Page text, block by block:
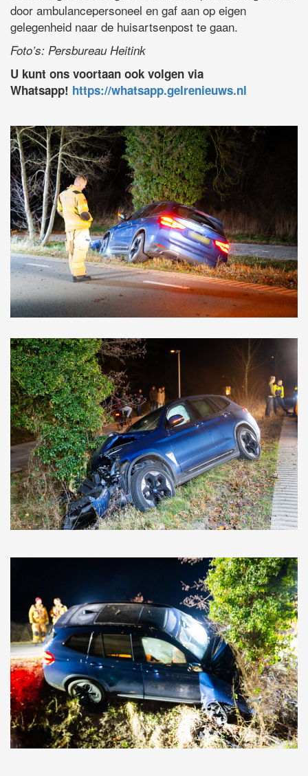
door ambulancepersoneel en gaf aan op eigen
gelegenheid naar de huisartsenpost te gaan.
Foto’s: Persbureau Heitink
U kunt ons voortaan ook volgen via
Whatsapp! https://whatsapp.gelrenieuws.nl